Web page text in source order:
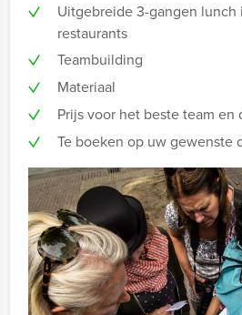
Uitgebreide 3-gangen
restaurants
Teambuilding
Materiaal
Prijs voor het beste team en
Te boeken op uw gewenste